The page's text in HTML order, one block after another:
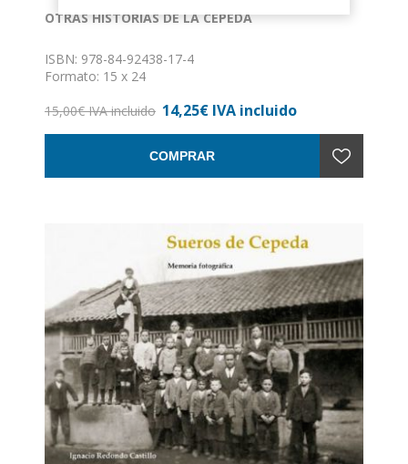
OTRAS HISTORIAS DE LA CEPEDA
ISBN: 978-84-92438-17-4
Formato: 15 x 24
Encuadernación: Rústica con solapas
15,00€ IVA incluido 14,25€ IVA incluido
COMPRAR